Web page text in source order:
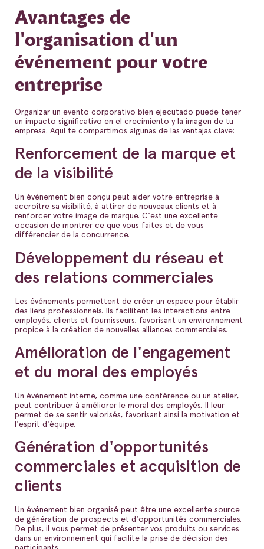
Avantages de
l'organisation d'un
événement pour votre
entreprise
Organizar un evento corporativo bien ejecutado puede tener
un impacto significativo en el crecimiento y la imagen de tu
empresa. Aquí te compartimos algunas de las ventajas clave:
Renforcement de la marque et
de la visibilité
Un événement bien conçu peut aider votre entreprise à
accroître sa visibilité, à attirer de nouveaux clients et à
renforcer votre image de marque. C'est une excellente
occasion de montrer ce que vous faites et de vous
différencier de la concurrence.
Développement du réseau et
des relations commerciales
Les événements permettent de créer un espace pour établir
des liens professionnels. Ils facilitent les interactions entre
employés, clients et fournisseurs, favorisant un environnement
propice à la création de nouvelles alliances commerciales.
Amélioration de l'engagement
et du moral des employés
Un événement interne, comme une conférence ou un atelier,
peut contribuer à améliorer le moral des employés. Il leur
permet de se sentir valorisés, favorisant ainsi la motivation et
l'esprit d'équipe.
Génération d'opportunités
commerciales et acquisition de
clients
Un événement bien organisé peut être une excellente source
de génération de prospects et d'opportunités commerciales.
De plus, il vous permet de présenter vos produits ou services
dans un environnement qui facilite la prise de décision des